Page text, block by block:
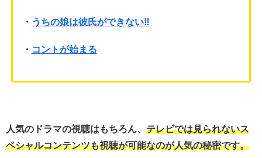
・ うちの娘は彼氏ができない‼︎
・ コントが始まる
人気のドラマの視聴はもちろん、 テレビでは見られないス
ペシャルコンテンツも視聴が可能なのが人気の秘密です。